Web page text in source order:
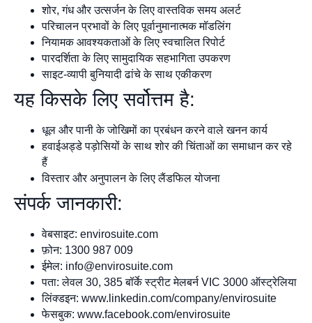
शोर, गंध और उत्सर्जन के लिए वास्तविक समय अलर्ट
परिचालन प्रभावों के लिए पूर्वानुमानात्मक मॉडलिंग
नियामक आवश्यकताओं के लिए स्वचालित रिपोर्ट
पारदर्शिता के लिए सामुदायिक सहभागिता उपकरण
साइट-व्यापी बुनियादी ढांचे के साथ एकीकरण
यह किसके लिए सर्वोत्तम है:
धूल और पानी के जोखिमों का प्रबंधन करने वाले खनन कार्य
हवाईअड्डे पड़ोसियों के साथ शोर की चिंताओं का समाधान कर रहे
हैं
विस्तार और अनुपालन के लिए लैंडफिल योजना
संपर्क जानकारी:
वेबसाइट: envirosuite.com
फ़ोन: 1300 987 009
ईमेल: info@envirosuite.com
पता: लेवल 30, 385 बॉर्के स्ट्रीट मेलबर्न VIC 3000 ऑस्ट्रेलिया
लिंक्डइन: www.linkedin.com/company/envirosuite
फेसबुक: www.facebook.com/envirosuite